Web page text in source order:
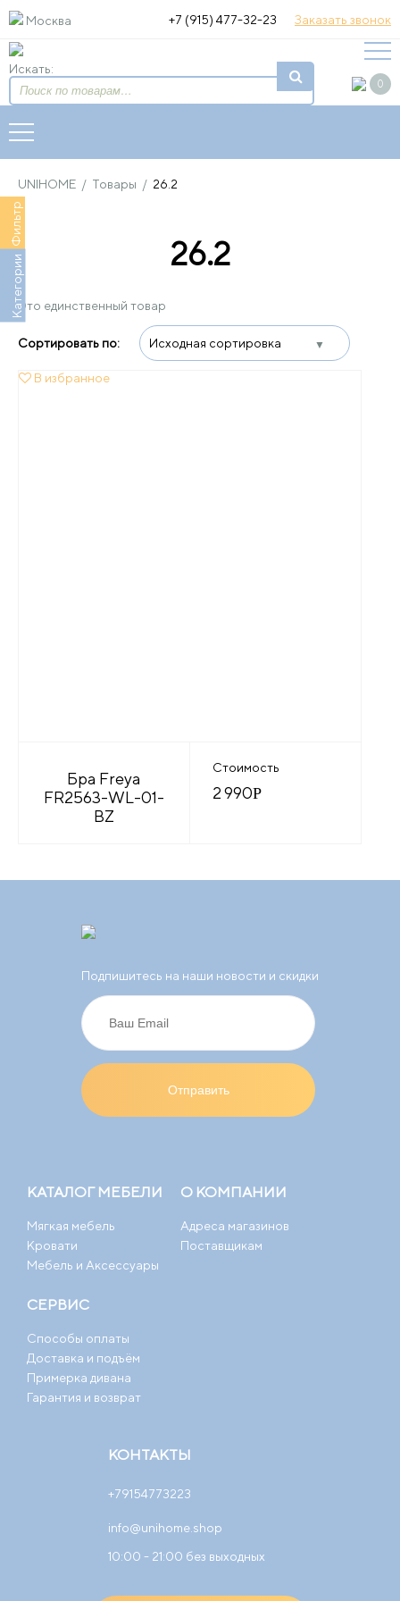
Москва +7 (915) 477-32-23 Заказать звонок
Искать:
0
UNIHOME / Товары / 26.2
Фильтр
Категории 26.2
Это единственный товар
В избранное
Бра Freya
FR2563-WL-01-
BZ
Стоимость
2 990Р
Подпишитесь на наши новости и скидки
КАТАЛОГ МЕБЕЛИ
Мягкая мебель
Кровати
Мебель и Аксессуары
О КОМПАНИИ
Адреса магазинов
Поставщикам
СЕРВИС
Способы оплаты
Доставка и подъём
Примерка дивана
Гарантия и возврат
КОНТАКТЫ
+79154773223
info@unihome.shop
10:00 - 21:00 без выходных